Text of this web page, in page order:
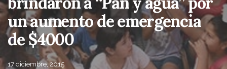
un aumento de emergencia
de $4000
17 diciembre, 2015